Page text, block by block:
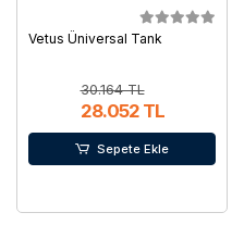
Vetus Üniversal Tank
30.164 TL
28.052 TL
Sepete Ekle